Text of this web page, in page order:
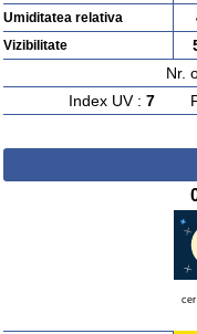
Umiditatea relativa
Vizibilitate
Nr.
Index UV : 7